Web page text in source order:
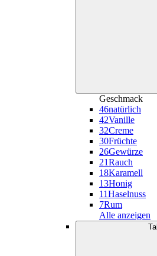
Geschmack
46natürlich
42Vanille
32Creme
30Früchte
26Gewürze
21Rauch
18Karamell
13Honig
11Haselnuss
7Rum
Alle anzeigen